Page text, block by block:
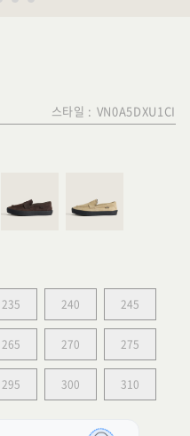
스타일 : VN0A5DXU1CI
235 240 245
265 270 275
295 300 310